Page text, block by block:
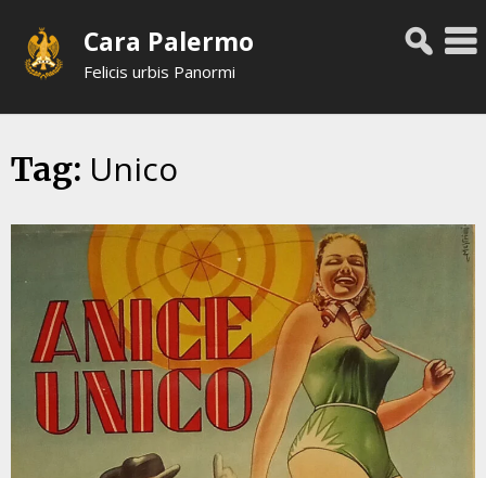
content
Cara Palermo
Felicis urbis Panormi
Tag: Unico